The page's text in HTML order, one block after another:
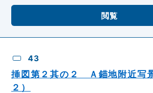
閲覧
43
挿図第２其の２ Ａ錨地附近写
２）